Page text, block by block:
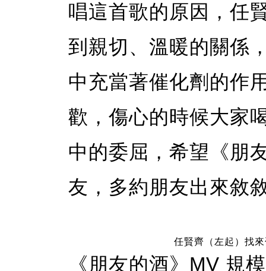
唱這首歌的原因，任
到親切、溫暖的關係
中充當著催化劑的作
歡，傷心的時候大家
中的委屈，希望《朋
友，多約朋友出來敘
任賢齊（左起）找
《朋友的酒》MV 規